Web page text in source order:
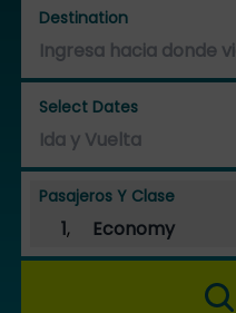
Destination
Select Dates
Pasajeros Y Clase
1, Economy